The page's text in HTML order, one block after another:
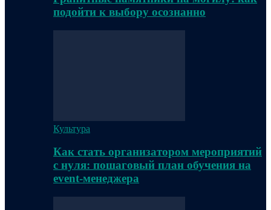
подойти к выбору осознанно
Культура
Как стать организатором мероприятий
с нуля: пошаговый план обучения на
event-менеджера